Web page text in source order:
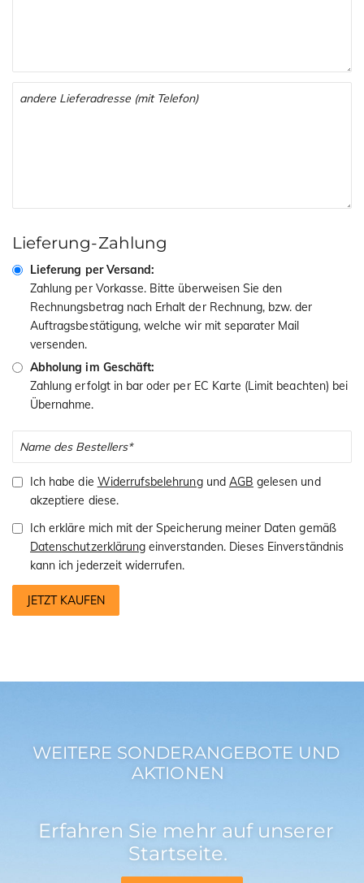
Lieferung-Zahlung
Lieferung per Versand:
Zahlung per Vorkasse. Bitte überweisen Sie den
Rechnungsbetrag nach Erhalt der Rechnung, bzw. der
Auftragsbestätigung, welche wir mit separater Mail
versenden.
Abholung im Geschäft:
Zahlung erfolgt in bar oder per EC Karte (Limit beachten) bei
Übernahme.
Ich habe die Widerrufsbelehrungund AGB gelesen und
akzeptiere diese.
Ich erkläre mich mit der Speicherung meiner Daten gemäß
Datenschutzerklärung einverstanden. Dieses Einverständnis
kann ich jederzeit widerrufen.
JETZT KAUFEN
WEITERE SONDERANGEBOTE UND
AKTIONEN
Erfahren Sie mehr auf unserer
Startseite.